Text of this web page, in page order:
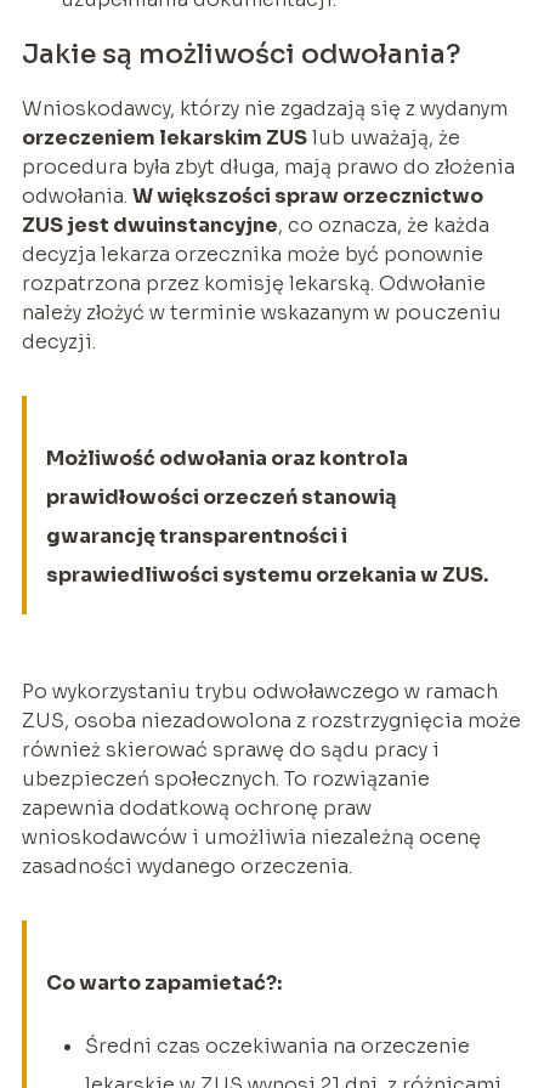
Jakie są możliwości odwołania?
Wnioskodawcy, którzy nie zgadzają się z wydanym
orzeczeniem lekarskim ZUSlub uważają, że
procedura była zbyt długa, mają prawo do złożenia
odwołania. W większości spraw orzecznictwo
ZUS jest dwuinstancyjne, co oznacza, że każda
decyzja lekarza orzecznika może być ponownie
rozpatrzona przez komisję lekarską. Odwołanie
należy złożyć w terminie wskazanym w pouczeniu
decyzji.
Możliwość odwołania oraz kontrola
prawidłowości orzeczeń stanowią
gwarancję transparentności i
sprawiedliwości systemu orzekania w ZUS.
Po wykorzystaniu trybu odwoławczego w ramach
ZUS, osoba niezadowolona z rozstrzygnięcia może
również skierować sprawę do sądu pracy i
ubezpieczeń społecznych. To rozwiązanie
zapewnia dodatkową ochronę praw
wnioskodawców i umożliwia niezależną ocenę
zasadności wydanego orzeczenia.
Co warto zapamietać?:
Średni czas oczekiwania na orzeczenie